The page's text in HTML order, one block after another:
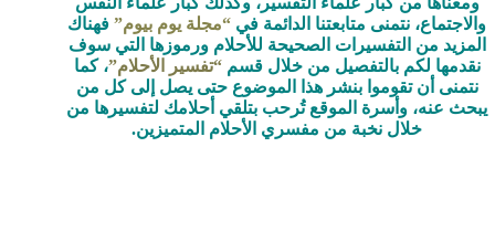
والاجتماع، نتمنى متابعتنا الدائمة في “مجلة يوم بيوم”فهناك
المزيد من التفسيرات الصحيحة للأحلام ورموزها التي سوف
نقدمها لكم بالتفصيل من خلال قسم“تفسير الأحلام”، كما
نتمنى أن تقوموا بنشر هذا الموضوع حتى يصل إلى كل من
يبحث عنه، وأسرة الموقع تُرحب بتلقي أحلامك لتفسيرها من
خلال نخبة من مفسري الأحلام المتميزين.